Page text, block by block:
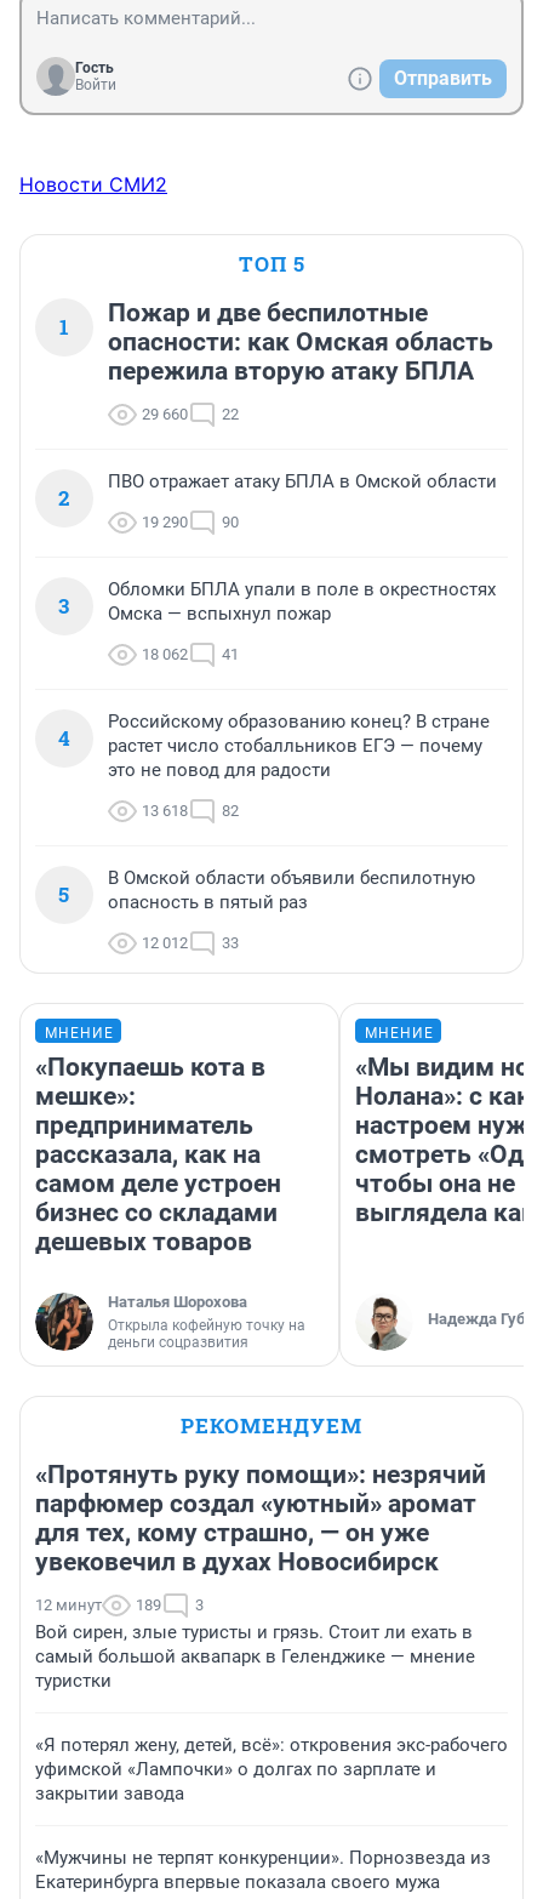
Гость
Войти
Отправить
Новости СМИ2
ТОП 5
1
Пожар и две беспилотные
опасности: как Омская область
пережила вторую атаку БПЛА
29 660 22
2
ПВО отражает атаку БПЛА в Омской области
19 290 90
3
Обломки БПЛА упали в поле в окрестностях
Омска — вспыхнул пожар
18 062 41
4
Российскому образованию конец? В стране
растет число стобалльников ЕГЭ — почему
это не повод для радости
13 618 82
5
В Омской области объявили беспилотную
опасность в пятый раз
12 012 33
МНЕНИЕ
«Покупаешь кота в
мешке»:
предприниматель
рассказала, как на
самом деле устроен
бизнес со складами
дешевых товаров
Наталья Шорохова
Открыла кофейную точку на
деньги соцразвития
МНЕНИЕ
«Мы видим
Нолана»: с
настроем
смотреть
чтобы она не
выглядела как
Надежда
РЕКОМЕНДУЕМ
«Протянуть руку помощи»: незрячий
парфюмер создал «уютный» аромат
для тех, кому страшно, — он уже
увековечил в духах Новосибирск
12 минут 189 3
Вой сирен, злые туристы и грязь. Стоит ли ехать в
самый большой аквапарк в Геленджике — мнение
туристки
«Я потерял жену, детей, всё»: откровения экс-рабочего
уфимской «Лампочки» о долгах по зарплате и
закрытии завода
«Мужчины не терпят конкуренции». Порнозвезда из
Екатеринбурга впервые показала своего мужа